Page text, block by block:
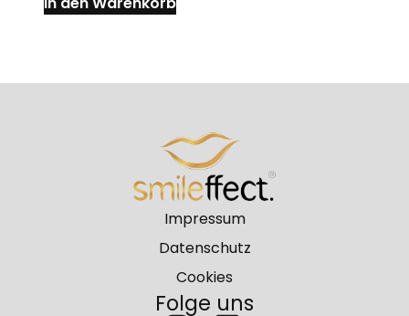
Impressum
Datenschutz
Cookies
Folge uns